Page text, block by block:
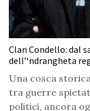
Clan Condello: dal
dell’‘ndrangheta
Una cosca
tra guerre
politici, ancora